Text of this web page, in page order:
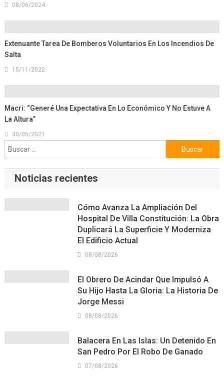
08/06/2024
Extenuante Tarea De Bomberos Voluntarios En Los Incendios De
Salta
15/11/2022
Macri: “Generé Una Expectativa En Lo Económico Y No Estuve A
La Altura”
30/05/2021
Buscar:
Noticias recientes
Cómo Avanza La Ampliación Del
Hospital De Villa Constitución: La Obra
Duplicará La Superficie Y Moderniza
El Edificio Actual
08/08/2026
El Obrero De Acindar Que Impulsó A
Su Hijo Hasta La Gloria: La Historia De
Jorge Messi
08/08/2026
Balacera En Las Islas: Un Detenido En
San Pedro Por El Robo De Ganado
07/08/2026